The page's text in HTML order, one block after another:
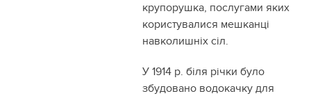
крупорушка, послугами яких
користувалися мешканці
навколишніх сіл.
У 1914 р. біля річки було
збудовано водокачку для